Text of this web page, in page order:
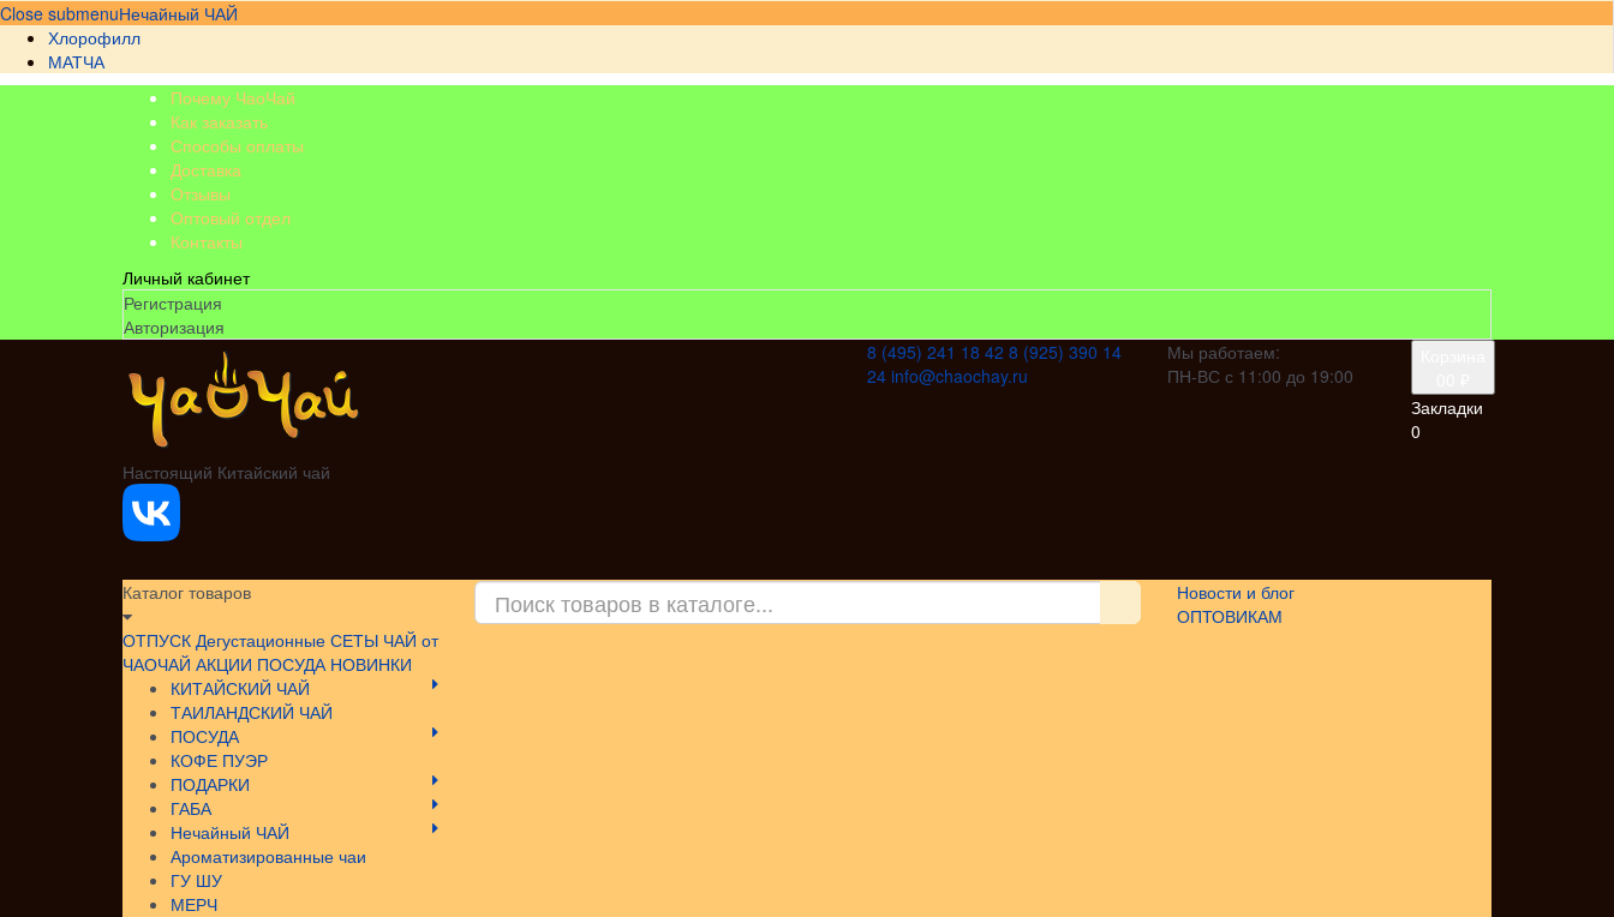
Close submenuНечайный ЧАЙ
Хлорофилл
МАТЧА
Почему ЧаоЧай
Как заказать
Способы оплаты
Доставка
Отзывы
Оптовый отдел
Контакты
Личный кабинет
Регистрация
Авторизация
Настоящий Китайский чай
8 (495) 241 18 42 8 (925) 390 14
24 info@chaochay.ru
Мы работаем:
ПН-ВС с 11:00 до 19:00
Закладки
0
Каталог товаров
ОТПУСК Дегустационные СЕТЫ ЧАЙ от
ЧАОЧАЙ АКЦИИ ПОСУДА НОВИНКИ
КИТАЙСКИЙ ЧАЙ
ТАИЛАНДСКИЙ ЧАЙ
ПОСУДА
КОФЕ ПУЭР
ПОДАРКИ
ГАБА
Нечайный ЧАЙ
Ароматизированные чаи
ГУ ШУ
МЕРЧ
Новости и блог
ОПТОВИКАМ